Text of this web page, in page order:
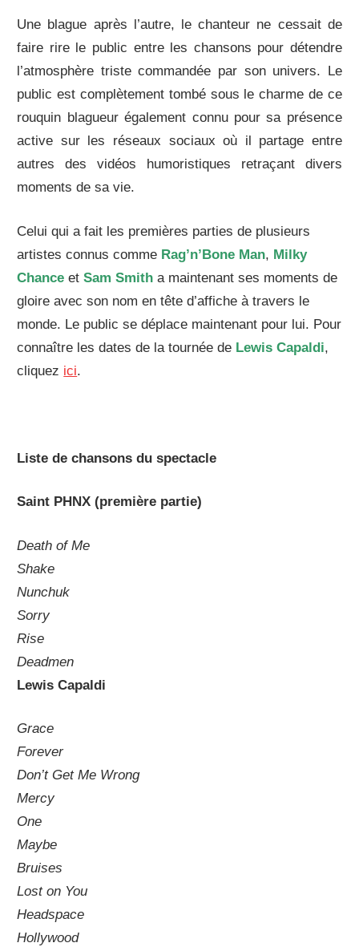
Une blague après l’autre, le chanteur ne cessait de
faire rire le public entre les chansons pour détendre
l’atmosphère triste commandée par son univers. Le
public est complètement tombé sous le charme de ce
rouquin blagueur également connu pour sa présence
active sur les réseaux sociaux où il partage entre
autres des vidéos humoristiques retraçant divers
moments de sa vie.
Celui qui a fait les premières parties de plusieurs
artistes connus comme Rag’n’Bone Man, Milky
Chance etSam Smith a maintenant ses moments de
gloire avec son nom en tête d’affiche à travers le
monde. Le public se déplace maintenant pour lui. Pour
connaître les dates de la tournée de Lewis Capaldi,
cliquez ici.
Liste de chansons du spectacle
Saint PHNX (première partie)
Death of Me
Shake
Nunchuk
Sorry
Rise
Deadmen
Lewis Capaldi
Grace
Forever
Don’t Get Me Wrong
Mercy
One
Maybe
Bruises
Lost on You
Headspace
Hollywood